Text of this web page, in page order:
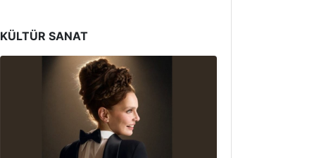
KÜLTÜR SANAT